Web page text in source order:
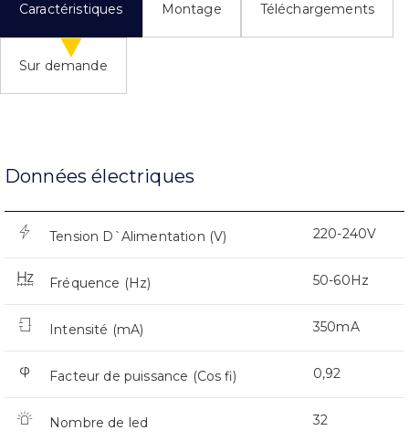
Caractéristiques Montage Téléchargements
Sur demande
Données électriques
Tension D`Alimentation (V) 220-240V
Fréquence (Hz) 50-60Hz
Intensité (mA) 350mA
Facteur de puissance (Cos fi) 0,92
Nombre de led 32